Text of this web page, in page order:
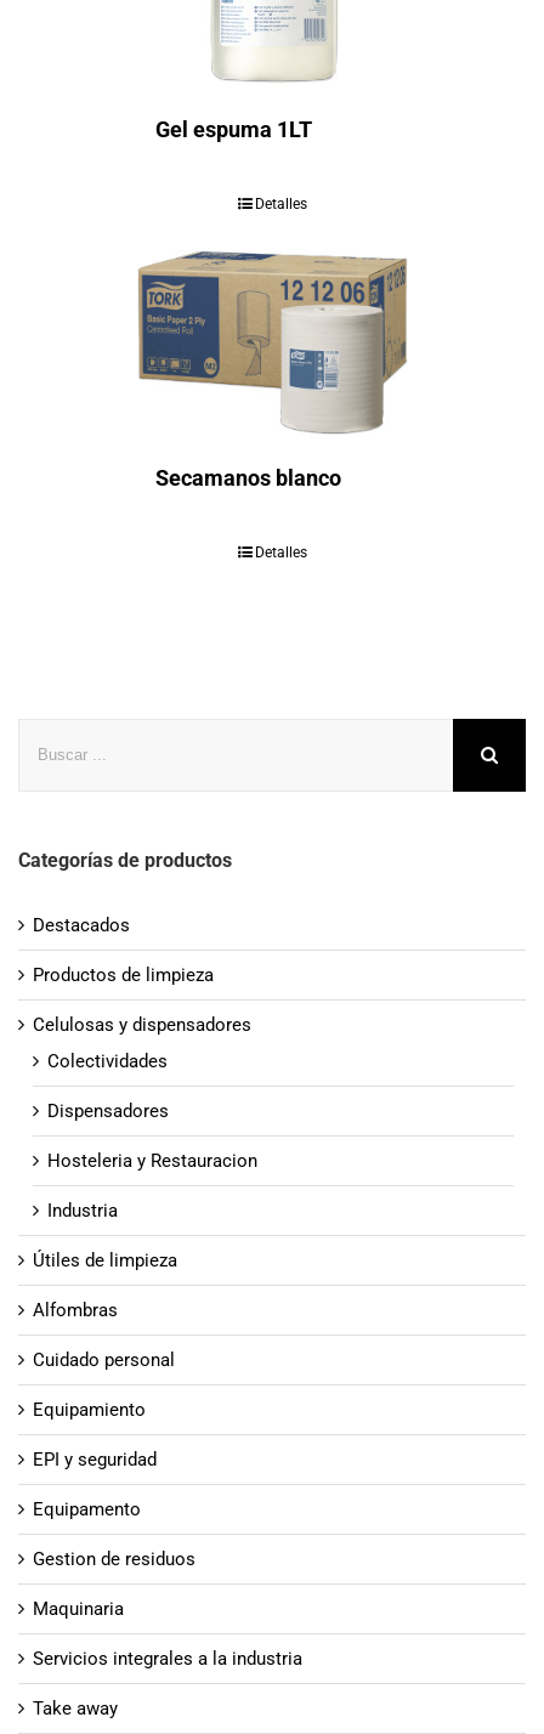
Gel espuma 1LT
Detalles
Secamanos blanco
Detalles
Categorías de productos
Destacados
Productos de limpieza
Celulosas y dispensadores
Colectividades
Dispensadores
Hosteleria y Restauracion
Industria
Útiles de limpieza
Alfombras
Cuidado personal
Equipamiento
EPI y seguridad
Equipamento
Gestion de residuos
Maquinaria
Servicios integrales a la industria
Take away